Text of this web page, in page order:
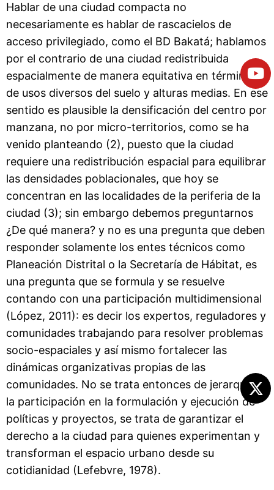
Hablar de una ciudad compacta no
necesariamente es hablar de rascacielos de
acceso privilegiado, como el BD Bakatá; hablamos
por el contrario de una ciudad redistribuida
espacialmente de manera equitativa en términos
de usos diversos del suelo y alturas medias. En ese
sentido es plausible la densificación del centro por
manzana, no por micro-territorios, como se ha
venido planteando (2), puesto que la ciudad
requiere una redistribución espacial para equilibrar
las densidades poblacionales, que hoy se
concentran en las localidades de la periferia de la
ciudad (3); sin embargo debemos preguntarnos
¿De qué manera? y no es una pregunta que deben
responder solamente los entes técnicos como
Planeación Distrital o la Secretaría de Hábitat, es
una pregunta que se formula y se resuelve
contando con una participación multidimensional
(López, 2011): es decir los expertos, reguladores y
comunidades trabajando para resolver problemas
socio-espaciales y así mismo fortalecer las
dinámicas organizativas propias de las
comunidades. No se trata entonces de jerarquizar
la participación en la formulación y ejecución de
políticas y proyectos, se trata de garantizar el
derecho a la ciudad para quienes experimentan y
transforman el espacio urbano desde su
cotidianidad (Lefebvre, 1978).